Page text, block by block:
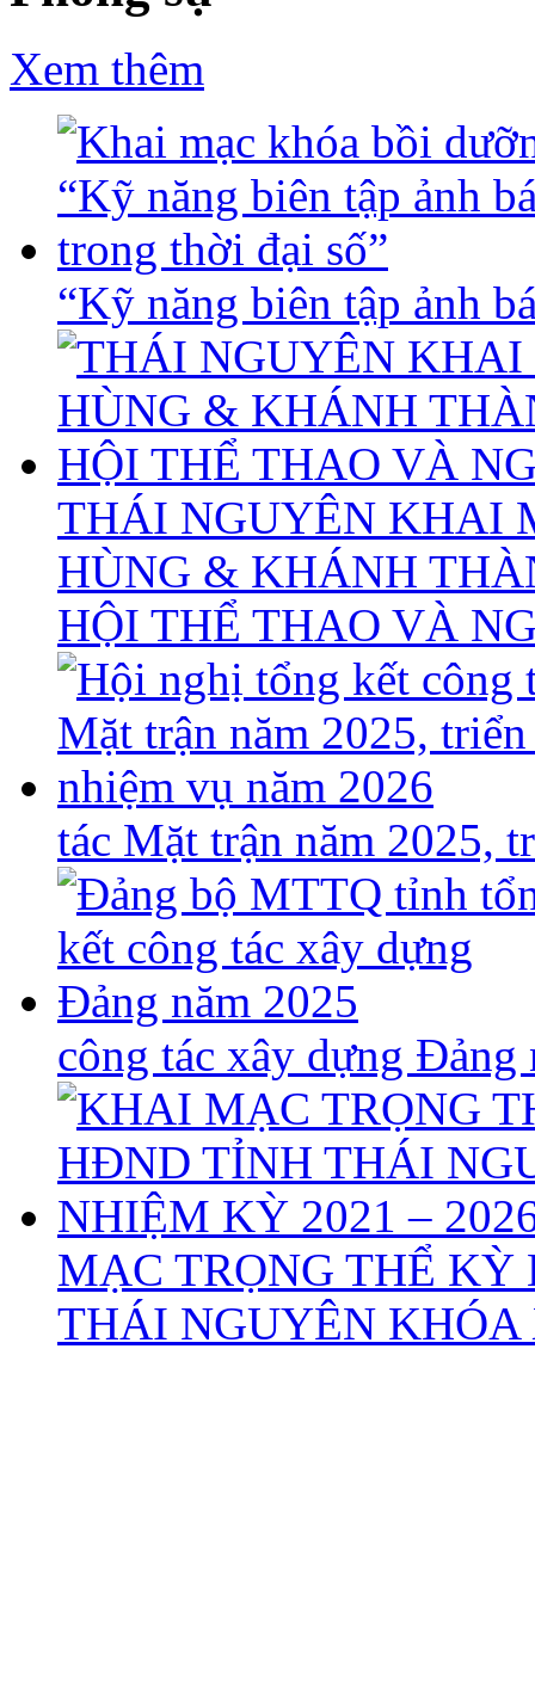
Xem thêm
“Kỹ năng biên tập ảnh
THÁI NGUYÊN KHAI
HÙNG & KHÁNH
HỘI THỂ THAO VÀ
tác Mặt trận năm 2025,
công tác xây dựng Đảng
MẠC TRỌNG THỂ
THÁI NGUYÊN KHÓA